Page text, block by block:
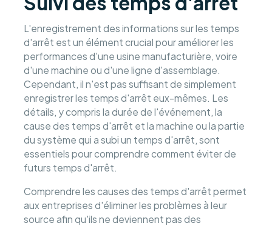
L'enregistrement des informations sur les temps
d'arrêt est un élément crucial pour améliorer les
performances d'une usine manufacturière, voire
d'une machine ou d'une ligne d'assemblage.
Cependant, il n'est pas suffisant de simplement
enregistrer les temps d'arrêt eux-mêmes. Les
détails, y compris la durée de l'événement, la
cause des temps d'arrêt et la machine ou la partie
du système qui a subi un temps d'arrêt, sont
essentiels pour comprendre comment éviter de
futurs temps d'arrêt.
Comprendre les causes des temps d'arrêt permet
aux entreprises d'éliminer les problèmes à leur
source afin qu'ils ne deviennent pas des